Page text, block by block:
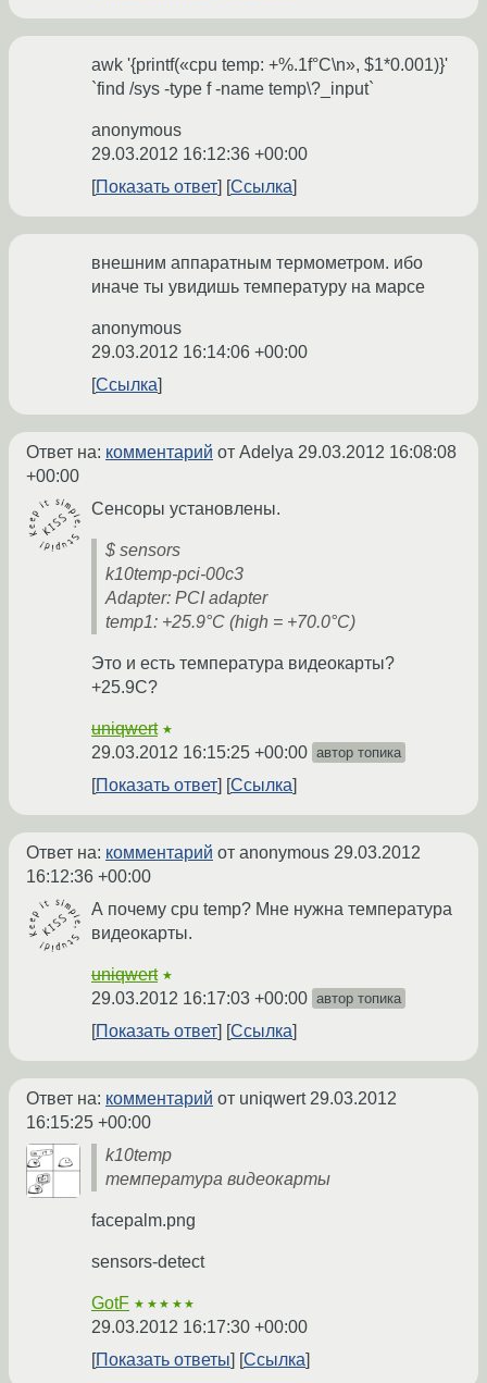
awk '{printf(«cpu temp: +%.1f°C\n», $1*0.001)}'
`find /sys -type f -name temp\?_input`
anonymous
29.03.2012 16:12:36 +00:00
Показать ответ
Ссылка
внешним аппаратным термометром. ибо
иначе ты увидишь температуру на марсе
anonymous
29.03.2012 16:14:06 +00:00
Ссылка
Ответ на: комментарий от Adelya 29.03.2012 16:08:08
+00:00
Сенсоры установлены.
$ sensors
k10temp-pci-00c3
Adapter: PCI adapter
temp1: +25.9°C (high = +70.0°C)
Это и есть температура видеокарты?
+25.9C?
uniqwert ★
29.03.2012 16:15:25 +00:00 автор топика
Показать ответ Ссылка
Ответ на: комментарий от anonymous 29.03.2012
16:12:36 +00:00
А почему cpu temp? Мне нужна температура
видеокарты.
uniqwert ★
29.03.2012 16:17:03 +00:00 автор топика
Показать ответ Ссылка
Ответ на: комментарий от uniqwert29.03.2012
16:15:25 +00:00
k10temp
температура видеокарты
facepalm.png
sensors-detect
GotF ★★★★★
29.03.2012 16:17:30 +00:00
Показать ответы
Ссылка